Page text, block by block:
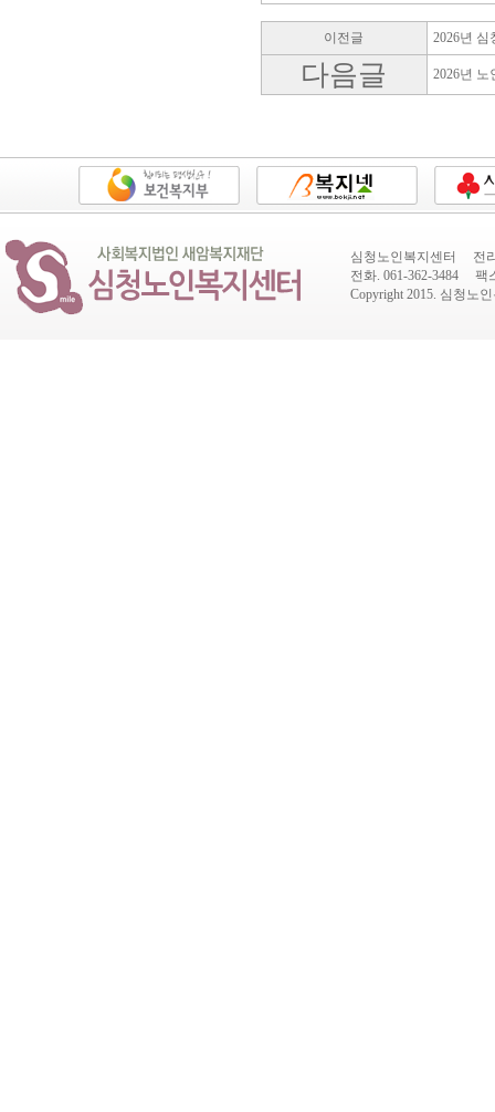
이전글 2026년
다음글 2026년
심청노인복지센터 전
전화. 061-362-3484 팩
Copyright 2015. 심청노